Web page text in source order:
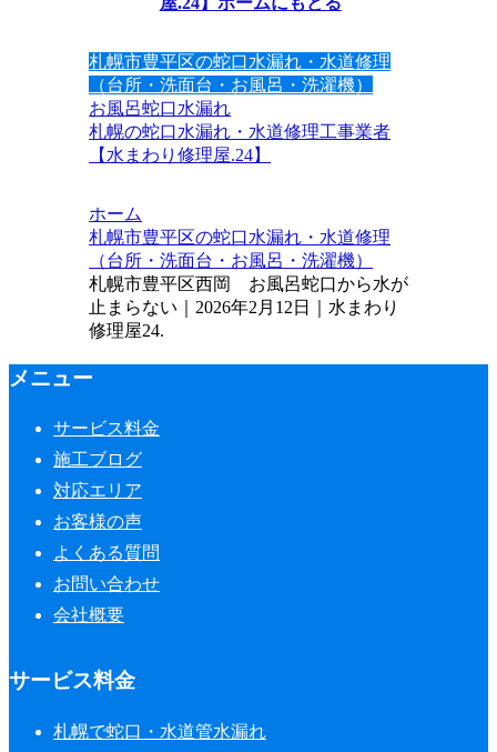
札幌市豊平区の蛇口水漏れ・水道修理
（台所・洗面台・お風呂・洗濯機）
お風呂蛇口水漏れ
札幌の蛇口水漏れ・水道修理工事業者
【水まわり修理屋.24】
ホーム
札幌市豊平区の蛇口水漏れ・水道修理
（台所・洗面台・お風呂・洗濯機）
札幌市豊平区西岡 お風呂蛇口から水が
止まらない｜2026年2月12日｜水まわり
修理屋24.
メニュー
サービス料金
施工ブログ
対応エリア
お客様の声
よくある質問
お問い合わせ
会社概要
サービス料金
札幌で蛇口・水道管水漏れ